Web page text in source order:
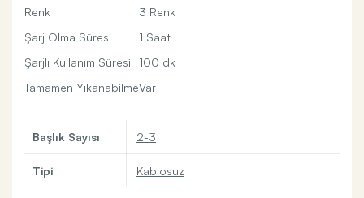
Renk
3 Renk
Şarj Olma Süresi
1 Saat
Şarjlı Kullanım Süresi
100 dk
Tamamen YıkanabilmeVar
Başlık Sayısı 2-3
Tipi Kablosuz